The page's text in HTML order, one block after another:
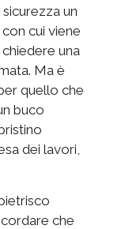
un
cui viene
una
Ma è
quello che
buco
dei lavori,
che